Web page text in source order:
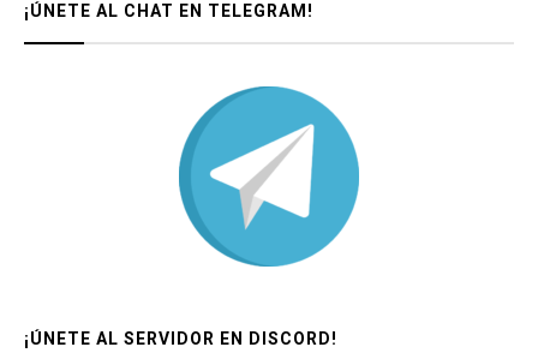
¡ÚNETE AL CHAT EN TELEGRAM!
¡ÚNETE AL SERVIDOR EN DISCORD!